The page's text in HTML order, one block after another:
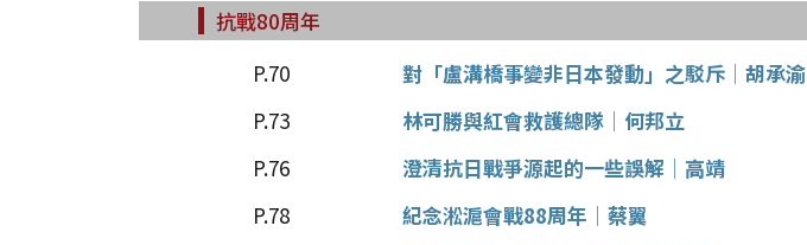
抗戰80周年
P.70
對「盧溝橋事變非日本發動」之駁斥│胡承渝
P.73
林可勝與紅會救護總隊│何邦立
P.76
澄清抗日戰爭源起的一些誤解│高靖
P.78
紀念淞滬會戰88周年│蔡翼